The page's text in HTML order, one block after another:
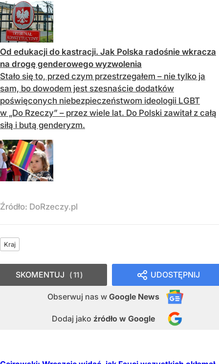
Od edukacji do kastracji. Jak Polska radośnie wkracza
na drogę genderowego wyzwolenia
Stało się to, przed czym przestrzegałem – nie tylko ja
sam, bo dowodem jest szesnaście dodatków
poświęconych niebezpieczeństwom ideologii LGBT
w „Do Rzeczy” – przez wiele lat. Do Polski zawitał z całą
siłą i butą genderyzm.
Źródło: DoRzeczy.pl
Kraj
UDOSTĘPNIJ
Obserwuj nas w Google News
Dodaj jako źródło w Google
SKOMENTUJ 11